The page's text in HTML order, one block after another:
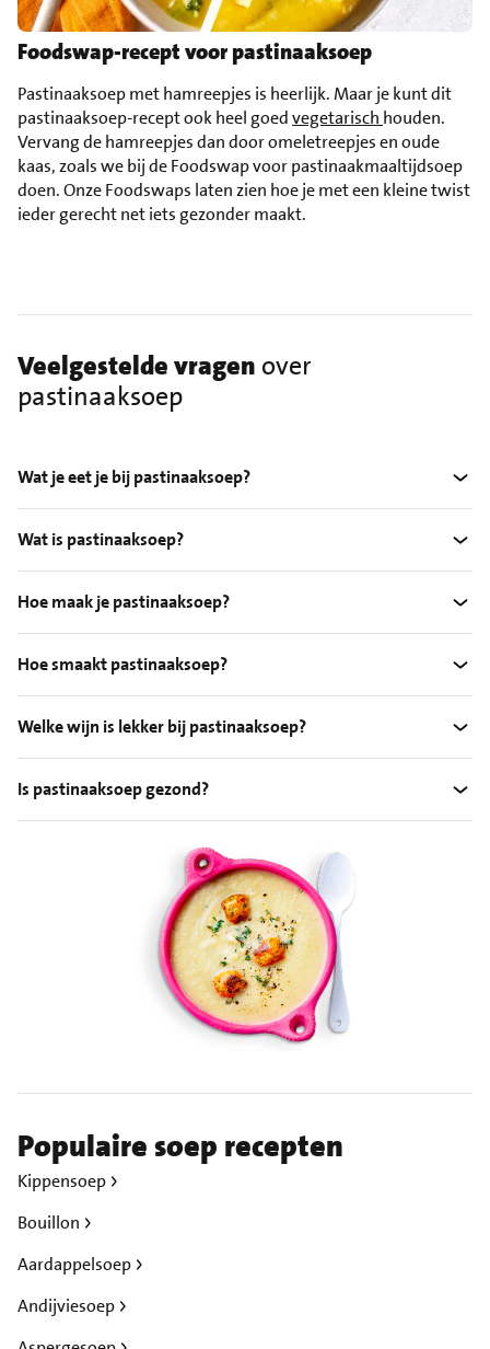
Foodswap-recept voor pastinaaksoep
Pastinaaksoep met hamreepjes is heerlijk. Maar je kunt dit
pastinaaksoep-recept ook heel goedvegetarisch houden.
Vervang de hamreepjes dan door omeletreepjes en oude
kaas, zoals we bij de Foodswap voor pastinaakmaaltijdsoep
doen. Onze Foodswaps laten zien hoe je met een kleine twist
ieder gerecht net iets gezonder maakt.
Veelgestelde vragen over
pastinaaksoep
Wat je eet je bij pastinaaksoep?
Wat is pastinaaksoep?
Hoe maak je pastinaaksoep?
Hoe smaakt pastinaaksoep?
Welke wijn is lekker bij pastinaaksoep?
Is pastinaaksoep gezond?
Populaire soep recepten
Kippensoep
Bouillon
Aardappelsoep
Andijviesoep